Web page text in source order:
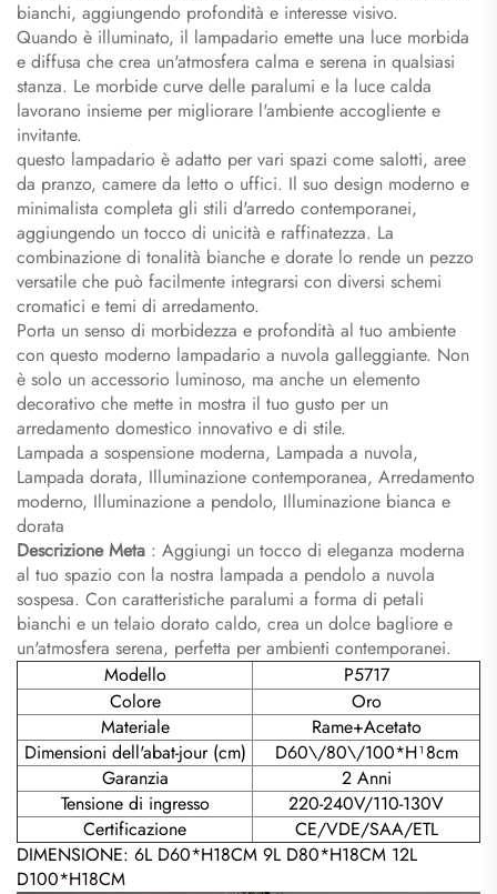
bianchi, aggiungendo profondità e interesse visivo.
Quando è illuminato, il lampadario emette una luce morbida
e diffusa che crea un'atmosfera calma e serena in qualsiasi
stanza. Le morbide curve delle paralumi e la luce calda
lavorano insieme per migliorare l'ambiente accogliente e
invitante.
questo lampadario è adatto per vari spazi come salotti, aree
da pranzo, camere da letto o uffici. Il suo design moderno e
minimalista completa gli stili d'arredo contemporanei,
aggiungendo un tocco di unicità e raffinatezza. La
combinazione di tonalità bianche e dorate lo rende un pezzo
versatile che può facilmente integrarsi con diversi schemi
cromatici e temi di arredamento.
Porta un senso di morbidezza e profondità al tuo ambiente
con questo moderno lampadario a nuvola galleggiante. Non
è solo un accessorio luminoso, ma anche un elemento
decorativo che mette in mostra il tuo gusto per un
arredamento domestico innovativo e di stile.
Lampada a sospensione moderna, Lampada a nuvola,
Lampada dorata, Illuminazione contemporanea, Arredamento
moderno, Illuminazione a pendolo, Illuminazione bianca e
dorata
Descrizione Meta : Aggiungi un tocco di eleganza moderna
al tuo spazio con la nostra lampada a pendolo a nuvola
sospesa. Con caratteristiche paralumi a forma di petali
bianchi e un telaio dorato caldo, crea un dolce bagliore e
un'atmosfera serena, perfetta per ambienti contemporanei.
Modello
P5717
Colore
Oro
Materiale
Rame+Acetato
Dimensioni dell'abat-jour (cm)
D60\/80\/100*H¹8cm
Garanzia
2 Anni
Tensione di ingresso
220-240V/110-130V
Certificazione
CE/VDE/SAA/ETL
DIMENSIONE: 6L D60*H18CM 9L D80*H18CM 12L
D100*H18CM